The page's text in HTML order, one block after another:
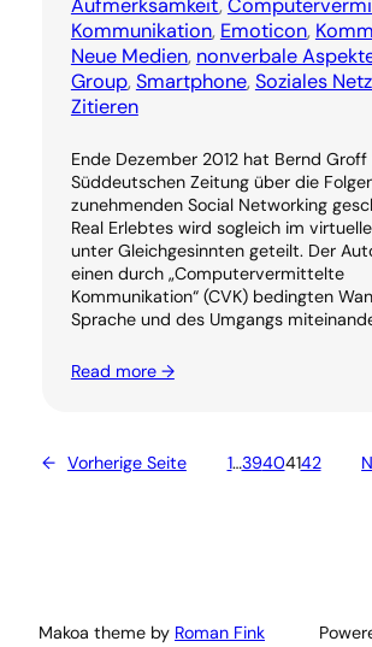
Aufmerksamkeit,
Kommunikation, Emoticon,
Neue Medien, nonverbale
Group, Smartphone, Soziales
Zitieren
Ende Dezember 2012 hat Bernd Groff
Süddeutschen Zeitung über die
zunehmenden Social Networking
Real Erlebtes wird sogleich im
unter Gleichgesinnten geteilt. Der
einen durch „Computervermittelte
Kommunikation“ (CVK) bedingten
Sprache und des Umgangs
Read more →
← Vorherige Seite 1…39404142
Makoa theme by Roman Fink